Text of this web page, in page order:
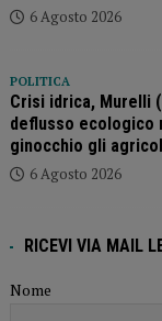
6 Agosto 2026
POLITICA
Crisi idrica, Murelli
deflusso ecologico
ginocchio gli
6 Agosto 2026
RICEVI VIA MAIL
Nome